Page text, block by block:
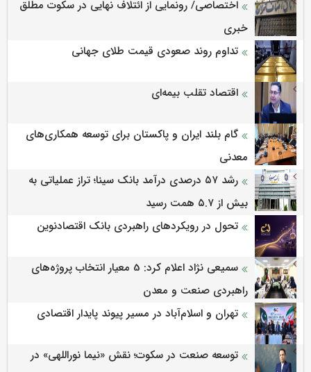
اختصاصی/ رونمایی از ائتلاف‌ نهایی در سکوت مطلق
خبری
تداوم روند صعودی قیمت طلای جهانی
اقتصاد تقلب بیمه‌ای
گام بلند ایران و پاکستان برای توسعه همکاری‌های
معدنی
رشد ۵۷ درصدی درآمد بانک سینا؛ تراز عملیاتی به
بیش از ۵.۷ همت رسید
تحول در رویکردهای راهبردی بانک اقتصادنوین
سمیعی‌ نژاد اعلام کرد: 5 معیار انتخاب پروژه‌های
راهبردی صنعت و معدن
تهران و اسلام‌آباد در مسیر پیوند پایدار اقتصادی
توسعه صنعت در سکوت؛ نقش «نیما نوراللهی» در